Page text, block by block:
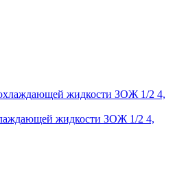
жидкости ЗОЖ 1/2 4,